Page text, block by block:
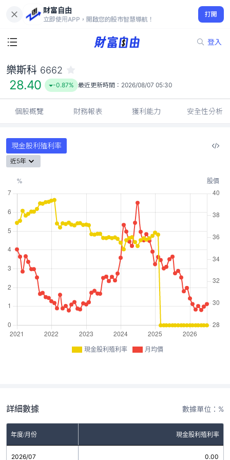
財富自由
立即使用APP，開啟您的股市智慧導航！
打開
登入
28.40
-0.87%
樂斯科 6662
28.40 -0.87% 最近更新時間： 2026/08/07 05:30
個股概覽 財務報表 獲利能力 安全性分析
現金股利殖利率
近5年
現金股利殖利率 月均價
詳細數據 數據單位：%
年度/月份 現金股利殖利率
2026/07 0.00